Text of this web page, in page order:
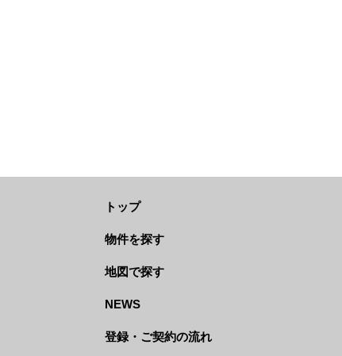
トップ
物件を探す
地図で探す
NEWS
登録・ご契約の流れ